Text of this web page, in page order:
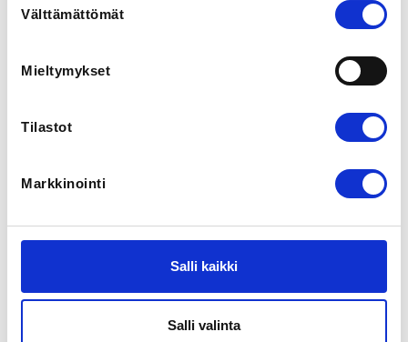
valinta
Välttämättömät
Mieltymykset
Tilastot
Markkinointi
Salli kaikki
Salli valinta
ti 30.6
ti 21.7
LOCATION
Jägerhornintie 4, 21530 Oinila, Finland